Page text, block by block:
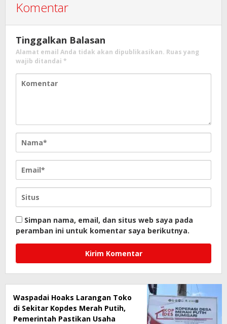
Komentar
Tinggalkan Balasan
Alamat email Anda tidak akan dipublikasikan. Ruas yang
wajib ditandai *
Simpan nama, email, dan situs web saya pada
peramban ini untuk komentar saya berikutnya.
Waspadai Hoaks Larangan Toko
di Sekitar Kopdes Merah Putih,
Pemerintah Pastikan Usaha